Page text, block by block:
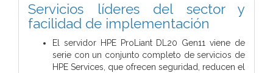
Servicios líderes del sector y
facilidad de implementación
El servidor HPE ProLiant DL20 Gen11 viene de
serie con un conjunto completo de servicios de
HPE Services, que ofrecen seguridad, reducen el